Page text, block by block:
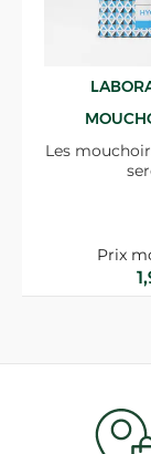
Les
Prix